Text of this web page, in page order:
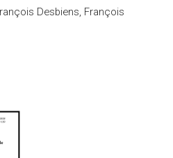
Desbiens, François